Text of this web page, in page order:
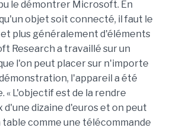
le démontrer Microsoft. En
objet soit connecté, il faut le
plus généralement d'éléments
Research a travaillé sur un
l'on peut placer sur n'importe
l'appareil a été
« L'objectif est de la rendre
dizaine d'euros et on peut
comme une télécommande